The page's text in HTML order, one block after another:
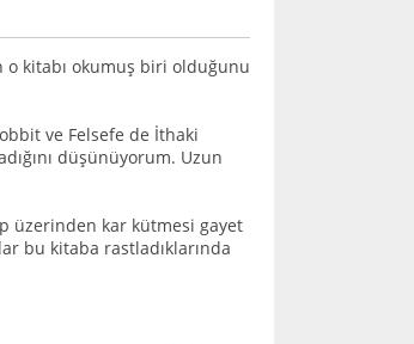
kitabı okumuş biri olduğunu
ve Felsefe de İthaki
düşünüyorum. Uzun
üzerinden kar kütmesi gayet
bu kitaba rastladıklarında